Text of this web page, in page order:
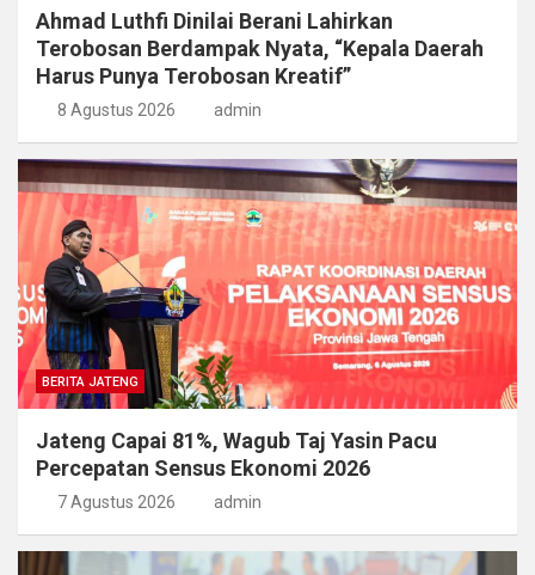
Ahmad Luthfi Dinilai Berani Lahirkan
Terobosan Berdampak Nyata, “Kepala Daerah
Harus Punya Terobosan Kreatif”
8 Agustus 2026 admin
BERITA JATENG
Jateng Capai 81%, Wagub Taj Yasin Pacu
Percepatan Sensus Ekonomi 2026
7 Agustus 2026 admin